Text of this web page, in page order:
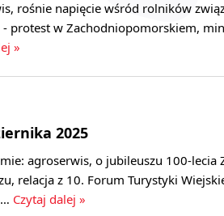
rośnie napięcie wśród rolników
protest w Zachodniopomorskiem,
»
2025
agroserwis, o jubileuszu 100-lecia
relacja z 10. Forum Turystyki
Czytaj dalej »